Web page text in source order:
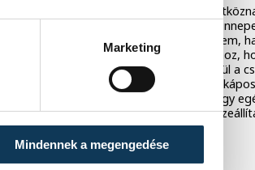
Marketing
Mindennek a megengedése
Nem mindig könnyű a
rohanásából hirtelen az
hangolódni, még akkor sem,
időszakunk az évben. Ahhoz,
észrevegyük magunk körül a
elég a bejgli íze, a
Segíthet a kultúra is! Ahogy
Jöjjön egy személyes
hangolódáshoz!